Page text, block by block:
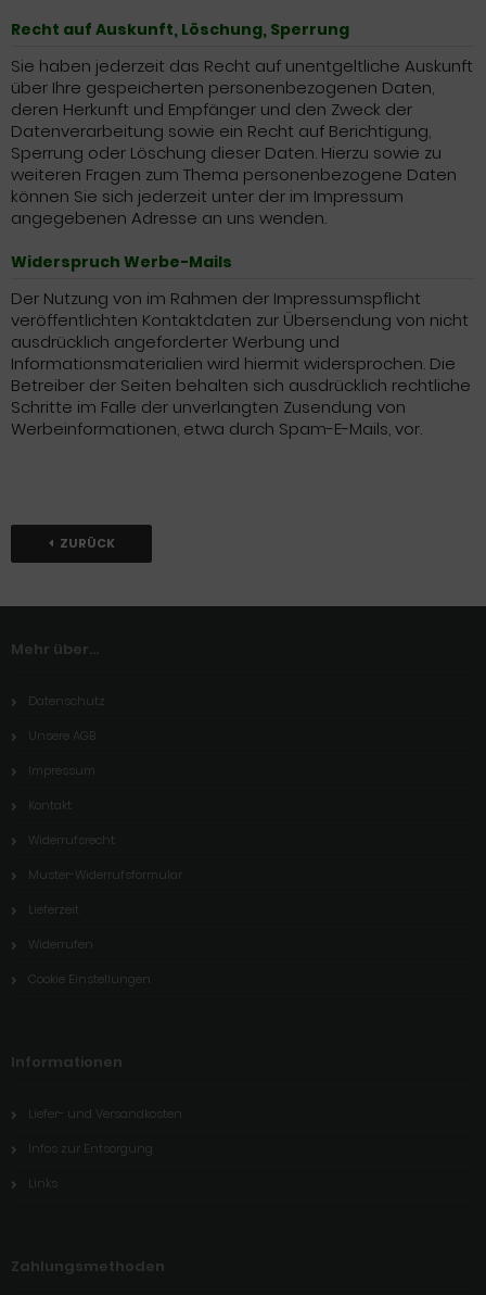
Recht auf Auskunft, Löschung, Sperrung
Sie haben jederzeit das Recht auf unentgeltliche Auskunft
über Ihre gespeicherten personenbezogenen Daten,
deren Herkunft und Empfänger und den Zweck der
Datenverarbeitung sowie ein Recht auf Berichtigung,
Sperrung oder Löschung dieser Daten. Hierzu sowie zu
weiteren Fragen zum Thema personenbezogene Daten
können Sie sich jederzeit unter der im Impressum
angegebenen Adresse an uns wenden.
Widerspruch Werbe-Mails
Der Nutzung von im Rahmen der Impressumspflicht
veröffentlichten Kontaktdaten zur Übersendung von nicht
ausdrücklich angeforderter Werbung und
Informationsmaterialien wird hiermit widersprochen. Die
Betreiber der Seiten behalten sich ausdrücklich rechtliche
Schritte im Falle der unverlangten Zusendung von
Werbeinformationen, etwa durch Spam-E-Mails, vor.
ZURÜCK
Mehr über...
Datenschutz
Unsere AGB
Impressum
Kontakt
Widerrufsrecht
Muster-Widerrufsformular
Lieferzeit
Widerrufen
Cookie Einstellungen
Informationen
Liefer- und Versandkosten
Infos zur Entsorgung
Links
Zahlungsmethoden